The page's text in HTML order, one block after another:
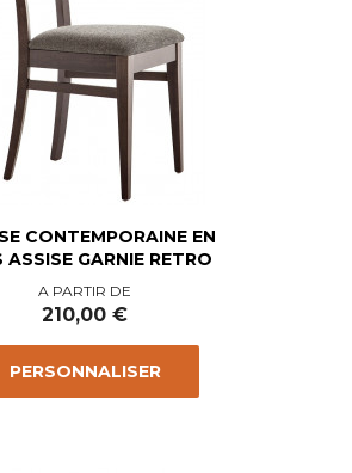
CONTEMPORAINE EN
ASSISE GARNIE RETRO
Prix
A PARTIR DE
210,00 €
PERSONNALISER